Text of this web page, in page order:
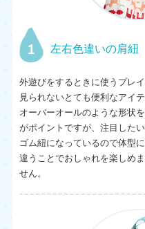
1 左右色違いの肩紐
外遊びをするときに使うプレ
見られないとても便利なアイテ
オーバーオールのような形状
がポイントですが、注目した
ゴム紐になっているので体型
違うことでおしゃれを楽しめ
せん。